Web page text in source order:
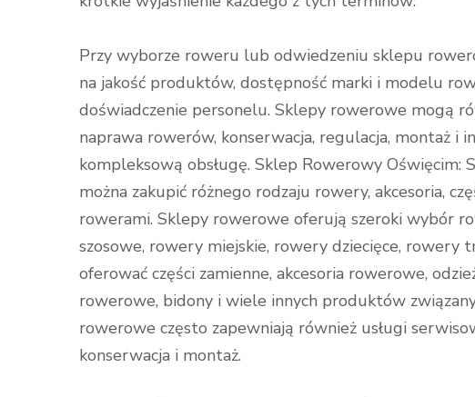
Przy wyborze roweru lub odwiedzeniu sklepu
na jakość produktów, dostępność marki i modelu
doświadczenie personelu. Sklepy rowerowe mogą
naprawa rowerów, konserwacja, regulacja, montaż i
kompleksową obsługę. Sklep Rowerowy Oświęcim:
można zakupić różnego rodzaju rowery, akcesoria,
rowerami. Sklepy rowerowe oferują szeroki wybór
szosowe, rowery miejskie, rowery dziecięce, rowery
oferować części zamienne, akcesoria rowerowe,
rowerowe, bidony i wiele innych produktów
rowerowe często zapewniają również usługi
konserwacja i montaż.